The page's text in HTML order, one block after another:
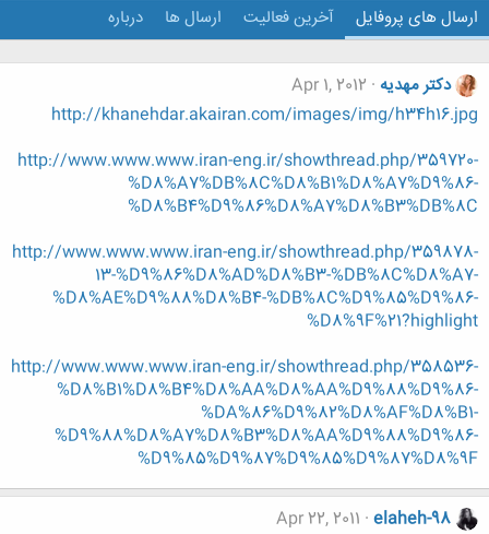
ارسال های پروفایل آخرین فعالیت ارسال ها درباره
دکتر مهدیه Apr 1, 2012
http://khanehdar.akairan.com/images/img/h34h16.jpg
http://www.www.www.iran-eng.ir/showthread.php/359720-
%D8%A7%DB%8C%D8%B1%D8%A7%D9%86-
%D8%B4%D9%86%D8%A7%D8%B3%DB%8C
http://www.www.www.iran-eng.ir/showthread.php/359878-
13-%D9%86%D8%AD%D8%B3-%DB%8C%D8%A7-
%D8%AE%D9%88%D8%B4-%DB%8C%D9%85%D9%86-
%D8%9F%21?highlight
http://www.www.www.iran-eng.ir/showthread.php/358536-
%D8%B1%D8%B4%D8%AA%D8%AA%D9%88%D9%86-
%DA%86%D9%82%D8%AF%D8%B1-
%D9%88%D8%A7%D8%B3%D8%AA%D9%88%D9%86-
%D9%85%D9%87%D9%85%D9%87%D8%9F
elaheh-98
Apr 22, 2011